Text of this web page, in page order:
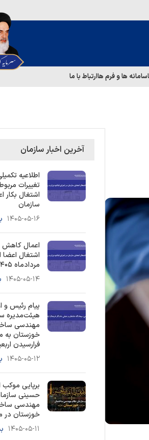
سامانه ها و فرم هاارتباط با ما
آخرین اخبار سازمان
اطلاعیه
تغییرات
اشتغال
سازمان
۱۴۰۵-۰۵-۱۶
اعمال
مردادماه ۱۴۰۵
۱۴۰۵-۰۵-۱۴
پیام رئیس و
هیئت‌مدیره
مهندسی
خوزستان به
فرارسیدن
۱۴۰۵-۰۵-۱۲
برپایی موکب
حسینی
مهندسی
خوزستان در
۱۴۰۵-۰۵-۱۱